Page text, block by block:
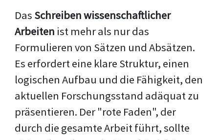
Das Schreiben wissenschaftlicher
Arbeiten ist mehr als nur das
Formulieren von Sätzen und Absätzen.
Es erfordert eine klare Struktur, einen
logischen Aufbau und die Fähigkeit, den
aktuellen Forschungsstand adäquat zu
präsentieren. Der "rote Faden", der
durch die gesamte Arbeit führt, sollte